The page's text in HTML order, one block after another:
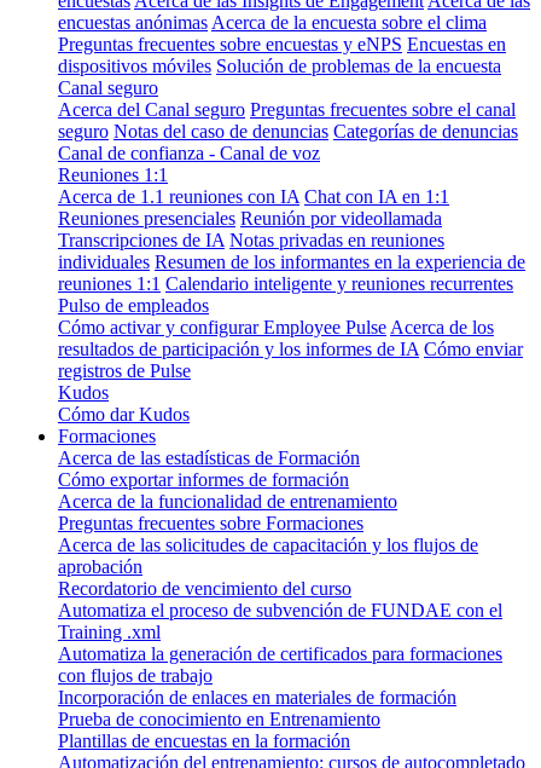
encuestas anónimas Acerca de la encuesta sobre el clima
Preguntas frecuentes sobre encuestas y eNPS Encuestas en
dispositivos móviles Solución de problemas de la encuesta
Canal seguro
Acerca del Canal seguro Preguntas frecuentes sobre el canal
seguro Notas del caso de denuncias Categorías de denuncias
Canal de confianza - Canal de voz
Reuniones 1:1
Acerca de 1.1 reuniones con IA Chat con IA en 1:1
Reuniones presenciales Reunión por videollamada
Transcripciones de IA Notas privadas en reuniones
individuales Resumen de los informantes en la experiencia de
reuniones 1:1 Calendario inteligente y reuniones recurrentes
Pulso de empleados
Cómo activar y configurar Employee Pulse Acerca de los
resultados de participación y los informes de IA Cómo enviar
registros de Pulse
Kudos
Cómo dar Kudos
Formaciones
Acerca de las estadísticas de Formación
Cómo exportar informes de formación
Acerca de la funcionalidad de entrenamiento
Preguntas frecuentes sobre Formaciones
Acerca de las solicitudes de capacitación y los flujos de
aprobación
Recordatorio de vencimiento del curso
Automatiza el proceso de subvención de FUNDAE con el
Training .xml
Automatiza la generación de certificados para formaciones
con flujos de trabajo
Incorporación de enlaces en materiales de formación
Prueba de conocimiento en Entrenamiento
Plantillas de encuestas en la formación
Automatización del entrenamiento: cursos de autocompletado